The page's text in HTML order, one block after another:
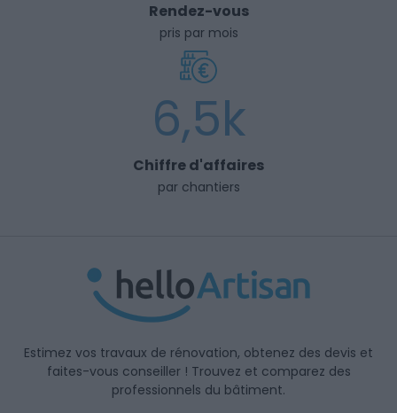
Rendez-vous
pris par mois
6,5k
Chiffre d'affaires
par chantiers
Estimez vos travaux de rénovation, obtenez des devis et
faites-vous conseiller ! Trouvez et comparez des
professionnels du bâtiment.